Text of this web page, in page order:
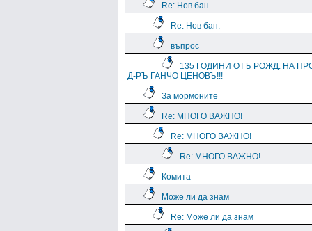
Re: Нов бан.
Re: Нов бан.
въпрос
135 ГОДИНИ ОТЪ РОЖД. НА
Д-РЪ ГАНЧО ЦЕНОВЪ!!!
За мормоните
Re: МНОГО ВАЖНО!
Re: МНОГО ВАЖНО!
Re: МНОГО ВАЖНО!
Комита
Може ли да знам
Re: Може ли да знам